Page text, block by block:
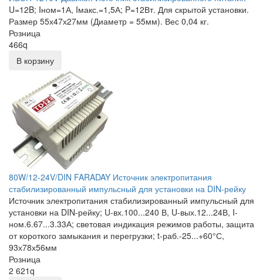
U=12B; Iном=1А, Iмакс.=1,5А; P=12Вт. Для скрытой установки.
Размер 55х47х27мм (Диаметр = 55мм). Вес 0,04 кг.
Розница
466q
В корзину
80W/12-24V/DIN FARADAY Источник электропитания
стабилизированный импульсный для установки на DIN-рейку
Источник электропитания стабилизированный импульсный для
установки на DIN-рейку; U-вх.100...240 В, U-вых.12...24В, I-
ном.6.67...3.33А; световая индикация режимов работы, защита
от короткого замыкания и перегрузки; t-раб.-25...+60°С,
93х78х56мм
Розница
2 621q